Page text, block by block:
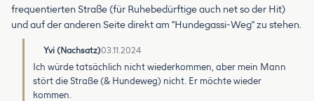
frequentierten Straße (für Ruhebedürftige auch net so der Hit)
und auf der anderen Seite direkt am "Hundegassi-Weg" zu stehen.
Yvi (Nachsatz)03.11.2024
Ich würde tatsächlich nicht wiederkommen, aber mein Mann
stört die Straße (& Hundeweg) nicht. Er möchte wieder
kommen.